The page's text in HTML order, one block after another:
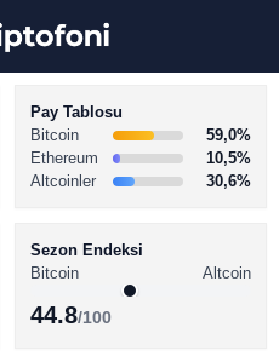
Pay Tablosu
Bitcoin
59,0%
Ethereum
10,5%
Altcoinler
30,6%
Sezon Endeksi
Bitcoin
Altcoin
44.8/100